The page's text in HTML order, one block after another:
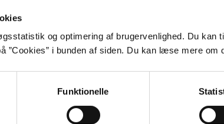
og optimering af brugervenlighed. Du
”Cookies” i bunden af siden. Du kan læse mere om
Funktionelle